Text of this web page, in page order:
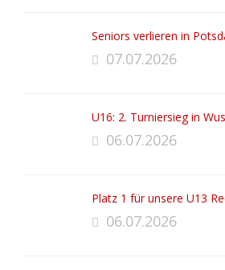
Seniors verlieren in
07.07.2026
U16: 2. Turniersieg in
06.07.2026
Platz 1 für unsere U13
06.07.2026